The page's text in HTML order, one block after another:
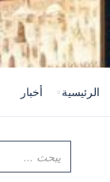
الرئيسية أخبار